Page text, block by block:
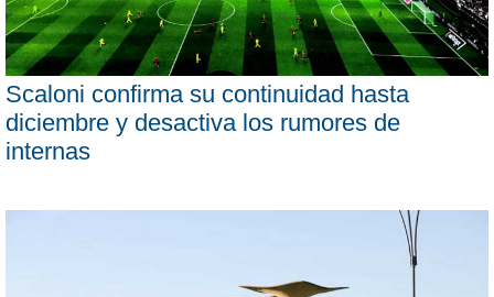
Scaloni confirma su continuidad hasta
diciembre y desactiva los rumores de
internas